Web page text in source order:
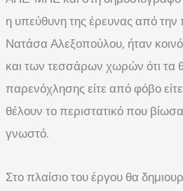
η υπεύθυνη της έρευνας από
Νατάσα Αλεξοπούλου, ήταν
και των τεσσάρων χωρών ότι τα
παρενόχλησης είτε από φόβο
θέλουν το περιστατικό που
γνωστό.
Στο πλαίσιο του έργου θα